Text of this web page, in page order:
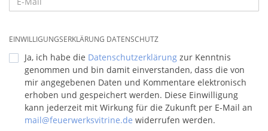
EINWILLIGUNGSERKLÄRUNG DATENSCHUTZ
Ja, ich habe die Datenschutzerklärung zur Kenntnis
genommen und bin damit einverstanden, dass die von
mir angegebenen Daten und Kommentare elektronisch
erhoben und gespeichert werden. Diese Einwilligung
kann jederzeit mit Wirkung für die Zukunft per E-Mail an
mail@feuerwerksvitrine.de widerrufen werden.